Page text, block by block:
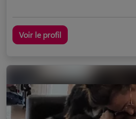
Voir le profil